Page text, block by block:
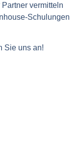
vermitteln
Schulungen
Sie uns an!